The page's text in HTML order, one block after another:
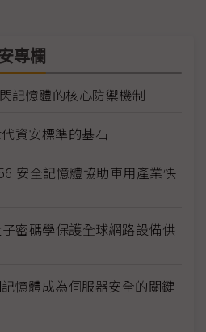
專欄
記憶體的核心防禦機制
資安標準的基石
安全記憶體協助車用產業快
密碼學保護全球網路設備供
憶體成為伺服器安全的關鍵